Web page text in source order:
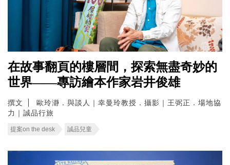
在故事翻頁的樓層間，探索無盡奇妙的
世界——專訪繪本作家岩井俊雄
撰文
歐玲瀞．與談人｜幸曼玲教授．攝影｜王弼正．場地協
力｜誠品行旅
提案on the desk 誠品兒童